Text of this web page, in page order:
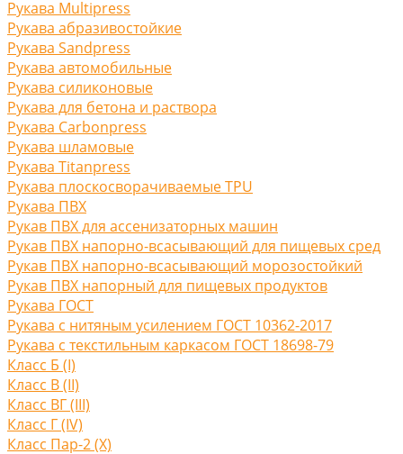
Рукава Multipress
Рукава абразивостойкие
Рукава Sandpress
Рукава автомобильные
Рукава силиконовые
Рукава для бетона и раствора
Рукава Carbonpress
Рукава шламовые
Рукава Titanpress
Рукава плоскосворачиваемые TPU
Рукава ПВХ
Рукав ПВХ для ассенизаторных машин
Рукав ПВХ напорно-всасывающий для пищевых сред
Рукав ПВХ напорно-всасывающий морозостойкий
Рукав ПВХ напорный для пищевых продуктов
Рукава ГОСТ
Рукава с нитяным усилением ГОСТ 10362-2017
Рукава с текстильным каркасом ГОСТ 18698-79
Класс Б (I)
Класс В (II)
Класс ВГ (III)
Класс Г (IV)
Класс Пар-2 (X)